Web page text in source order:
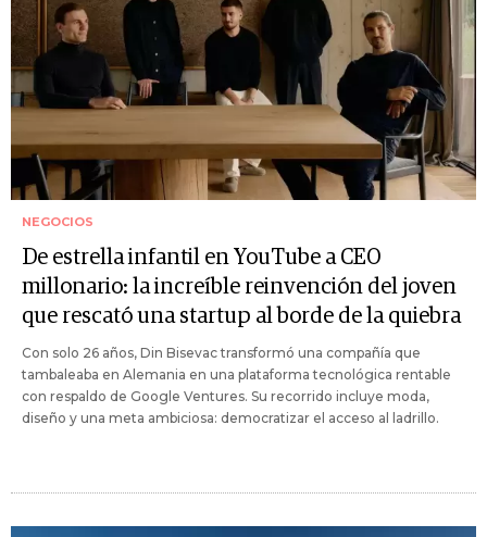
NEGOCIOS
De estrella infantil en YouTube a CEO
millonario: la increíble reinvención del joven
que rescató una startup al borde de la quiebra
Con solo 26 años, Din Bisevac transformó una compañía que
tambaleaba en Alemania en una plataforma tecnológica rentable
con respaldo de Google Ventures. Su recorrido incluye moda,
diseño y una meta ambiciosa: democratizar el acceso al ladrillo.